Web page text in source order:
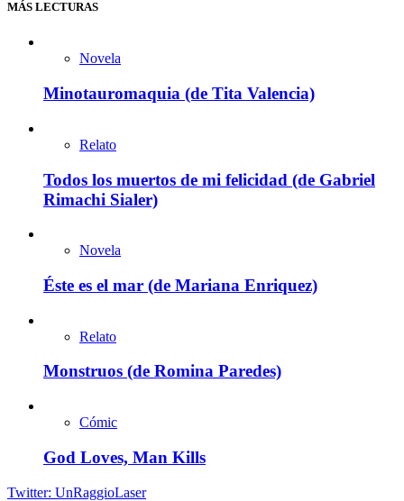
MÁS LECTURAS
Novela
Minotauromaquia (de Tita Valencia)
Relato
Todos los muertos de mi felicidad (de Gabriel
Rimachi Sialer)
Novela
Éste es el mar (de Mariana Enriquez)
Relato
Monstruos (de Romina Paredes)
Cómic
God Loves, Man Kills
Twitter: UnRaggioLaser